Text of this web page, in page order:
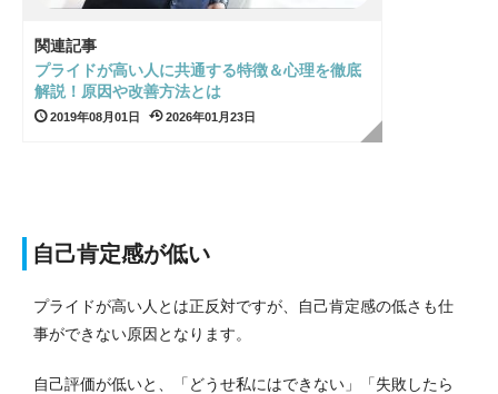
関連記事
プライドが高い人に共通する特徴＆心理を徹底
解説！原因や改善方法とは
2019年08月01日 2026年01月23日
自己肯定感が低い
プライドが高い人とは正反対ですが、自己肯定感の低さも仕
事ができない原因となります。
自己評価が低いと、「どうせ私にはできない」「失敗したら